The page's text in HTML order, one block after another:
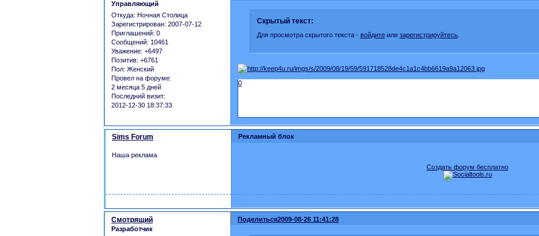
Управляющий
Откуда: Ночная Столица
Зарегистрирован: 2007-07-12
Приглашений: 0
Сообщений: 10461
Уважение: +6497
Позитив: +6761
Пол: Женский
Провел на форуме:
2 месяца 5 дней
Последний визит:
2012-12-30 18:37:33
Скрытый текст:
Для просмотра скрытого текста - войдитеили зарегистрируйтесь.
0
Рекламный блок
Sims Forum
Наша реклама
Создать форум бесплатно
Поделиться2009-08-26 11:41:28
Смотрящий
Разработчик